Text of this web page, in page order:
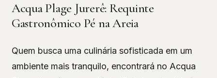
Acqua Plage Jurerê: Requinte
Gastronômico Pé na Areia
Quem busca uma culinária sofisticada em um
ambiente mais tranquilo, encontrará no Acqua